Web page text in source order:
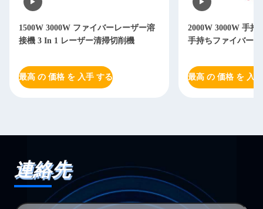
1500W 3000W ファイバーレーザー溶
接機 3 In 1 レーザー清掃切削機
最高 の 価格 を 入手 する
2000W 3000W 手持
手持ちファイバー
最高 の 価格 を 入
連絡先